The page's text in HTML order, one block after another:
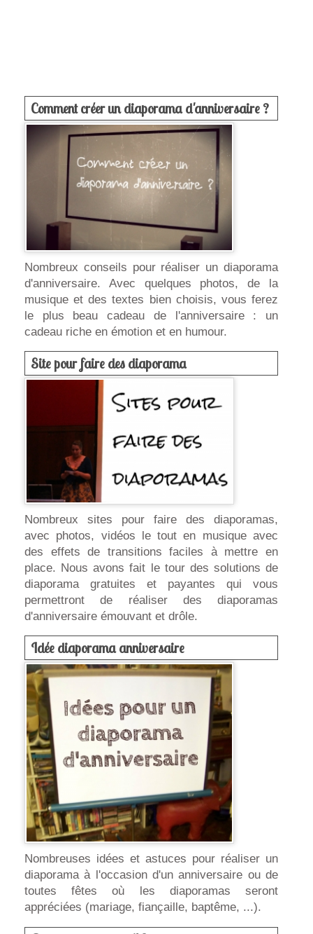
Comment créer un diaporama d'anniversaire ?
Nombreux conseils pour réaliser un diaporama
d'anniversaire. Avec quelques photos, de la
musique et des textes bien choisis, vous ferez
le plus beau cadeau de l'anniversaire : un
cadeau riche en émotion et en humour.
Site pour faire des diaporama
Nombreux sites pour faire des diaporamas,
avec photos, vidéos le tout en musique avec
des effets de transitions faciles à mettre en
place. Nous avons fait le tour des solutions de
diaporama gratuites et payantes qui vous
permettront de réaliser des diaporamas
d'anniversaire émouvant et drôle.
Idée diaporama anniversaire
Nombreuses idées et astuces pour réaliser un
diaporama à l'occasion d'un anniversaire ou de
toutes fêtes où les diaporamas seront
appréciées (mariage, fiançaille, baptême, ...).